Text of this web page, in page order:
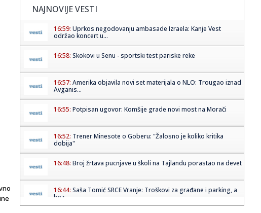
NAJNOVIJE VESTI
16:59: Uprkos negodovanju ambasade Izraela: Kanje Vest
održao koncert u...
16:58: Skokovi u Senu - sportski test pariske reke
16:57: Amerika objavila novi set materijala o NLO: Trougao iznad
Avganis...
16:55: Potpisan ugovor: Komšije grade novi most na Morači
16:52: Trener Minesote o Goberu: "Žalosno je koliko kritika
dobija"
16:48: Broj žrtava pucnjave u školi na Tajlandu porastao na devet
16:44: Saša Tomić SRCE Vranje: Troškovi za građane i parking, a
bez ...